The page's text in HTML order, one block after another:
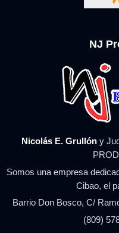
NJ
Nicolás E. Grullón y
Somos una empresa
Cibao, el
Barrio Don Bosco, C/
(809)